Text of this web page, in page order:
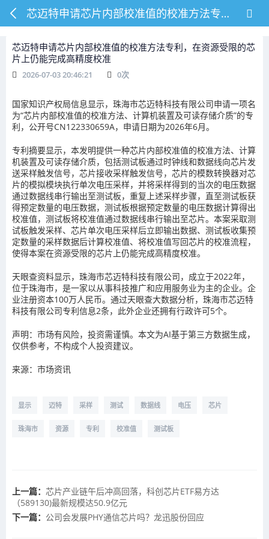
芯迈特申请芯片内部校准值的校准方法专利，在资源受限的芯片上仍能完成高精度校准
芯迈特申请芯片内部校准值的校准方法专利，在资源受限的芯
片上仍能完成高精度校准
2026-07-03 20:46:21 0次
国家知识产权局信息显示，珠海市芯迈特科技有限公司申请一项名
为“芯片内部校准值的校准方法、计算机装置及可读存储介质”的专
利，公开号CN122330659A，申请日期为2026年6月。
专利摘要显示，本发明提供一种芯片内部校准值的校准方法、计算
机装置及可读存储介质，包括测试板通过时钟线和数据线向芯片发
送采样触发信号，芯片接收采样触发信号，芯片的模数转换器对芯
片的模拟模块执行单次电压采样，并将采样得到的当次的电压数据
通过数据线串行输出至测试板，重复上述采样步骤，直至测试板获
得预定数量的电压数据，测试板根据预定数量的电压数据计算得出
校准值，测试板将校准值通过数据线串行输出至芯片。本案采取测
试板触发采样、芯片单次电压采样后立即输出数据、测试板收集预
定数量的采样数据后计算校准值、将校准值写回芯片的校准流程，
使得本案在资源受限的芯片上仍能完成高精度校准。
天眼查资料显示，珠海市芯迈特科技有限公司，成立于2022年，
位于珠海市，是一家以从事科技推广和应用服务业为主的企业。企
业注册资本100万人民币。通过天眼查大数据分析，珠海市芯迈特
科技有限公司专利信息2条，此外企业还拥有行政许可5个。
声明：市场有风险，投资需谨慎。本文为AI基于第三方数据生成，
仅供参考，不构成个人投资建议。
来源：市场资讯
显示 迈特 采样 测试 数据线 电压 芯片
珠海市 资源 专利 校准值 测试板
上一篇： 芯片产业链午后冲高回落，科创芯片ETF易方达
（589130)最新规模达50.9亿元
下一篇： 公司会发展PHY通信芯片吗？龙迅股份回应